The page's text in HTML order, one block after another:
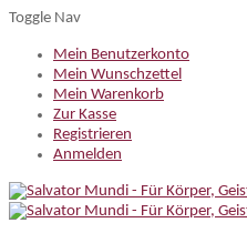
Toggle Nav
Mein Benutzerkonto
Mein Wunschzettel
Mein Warenkorb
Zur Kasse
Registrieren
Anmelden